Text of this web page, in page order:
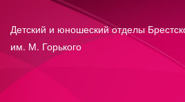
Детский и юношеский отделы
им. М. Горького